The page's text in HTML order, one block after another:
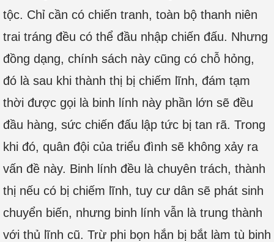
tộc. Chỉ cần có chiến tranh, toàn bộ thanh niên
trai tráng đều có thể đầu nhập chiến đấu. Nhưng
đồng dạng, chính sách này cũng có chỗ hỏng,
đó là sau khi thành thị bị chiếm lĩnh, đám tạm
thời được gọi là binh lính này phần lớn sẽ đều
đầu hàng, sức chiến đấu lập tức bị tan rã. Trong
khi đó, quân đội của triểu đình sẽ không xảy ra
vấn đề này. Binh lính đều là chuyên trách, thành
thị nếu có bị chiếm lĩnh, tuy cư dân sẽ phát sinh
chuyển biến, nhưng binh lính vẫn là trung thành
với thủ lĩnh cũ. Trừ phi bọn hắn bị bắt làm tù binh